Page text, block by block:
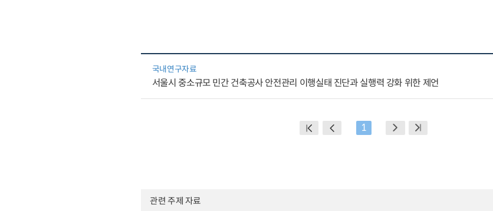
국내연구자료
서울시 중소규모 민간 건축공사 안전관리 이행실태 진단과 실행력 강화 위한 제언
1
관련 주제 자료